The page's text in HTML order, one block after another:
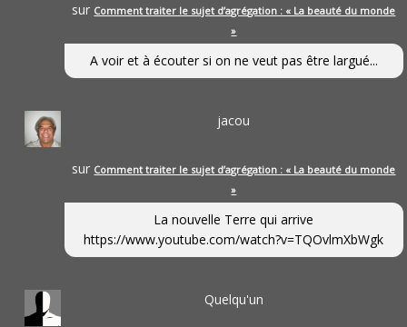
sur Comment traiter le sujet d’agrégation : « La beauté du monde
»
A voir et à écouter si on ne veut pas être largué...
jacou
sur Comment traiter le sujet d’agrégation : « La beauté du monde
»
La nouvelle Terre qui arrive
https://www.youtube.com/watch?v=TQOvlmXbWgk
Quelqu'un